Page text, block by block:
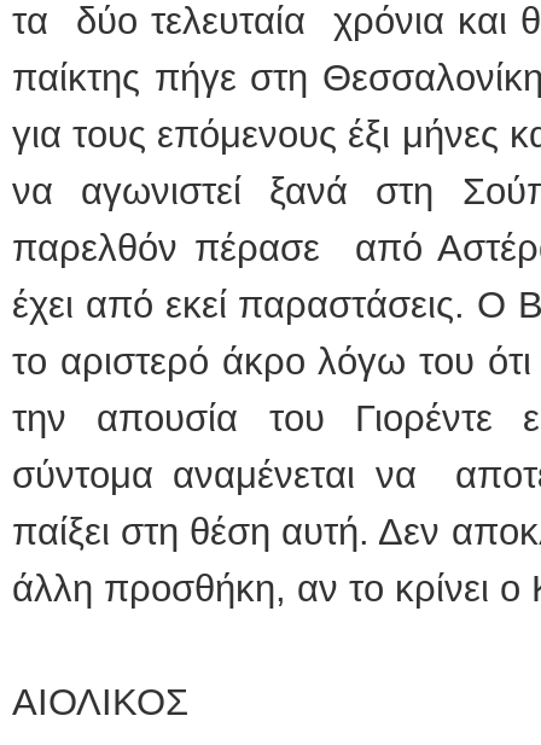
τα δύο τελευταία χρόνια
παίκτης πήγε στη
για τους επόμενους έξι μήνες
να αγωνιστεί ξανά στη
παρελθόν πέρασε από
έχει από εκεί παραστάσεις. Ο
το αριστερό άκρο λόγω του
την απουσία του Γιορέντε
σύντομα αναμένεται να
παίξει στη θέση αυτή. Δεν
άλλη προσθήκη, αν το κρίνει
ΑΙΟΛΙΚΟΣ